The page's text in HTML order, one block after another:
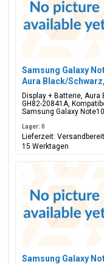
Samsung Galaxy
Aura Black/
Display + Batterie,
GH82-20841A,
Samsung Galaxy
Lager: 0
Lieferzeit:
15 Werktagen
Samsung Galaxy